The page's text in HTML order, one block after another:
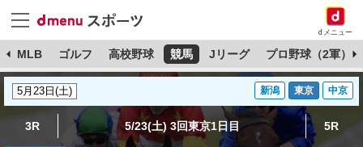
dメニュー
MLB ゴルフ 高校野球 競馬 Jリーグ プロ野球（2軍）
新潟 東京 中京
3R 5/23(土) 3回東京1日目 5R